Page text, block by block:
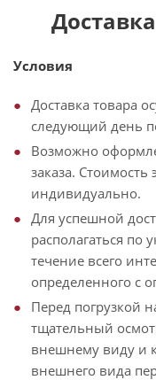
Условия
Доставка товара
следующий день
Возможно
заказа. Стоимость
индивидуально.
Для успешной
располагаться по
течение всего
определенного с
Перед погрузкой
тщательный
внешнему виду и
внешнего вида